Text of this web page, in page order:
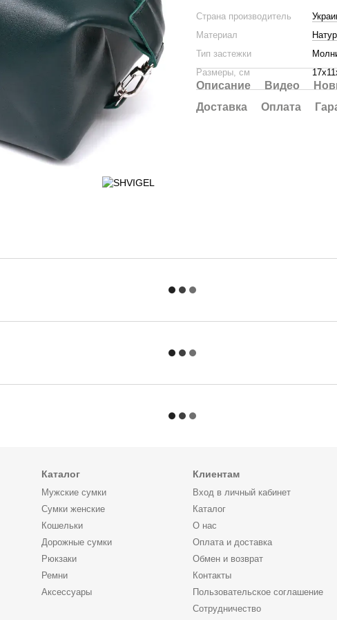
Страна производитель
Материал
Тип застежки
Размеры, см
Описание Видео
Доставка
Оплата
Каталог
Мужские сумки
Сумки женские
Кошельки
Дорожные сумки
Рюкзаки
Ремни
Аксессуары
Клиентам
Вход в личный кабинет
Каталог
О нас
Оплата и доставка
Обмен и возврат
Контакты
Пользовательское соглашение
Сотрудничество